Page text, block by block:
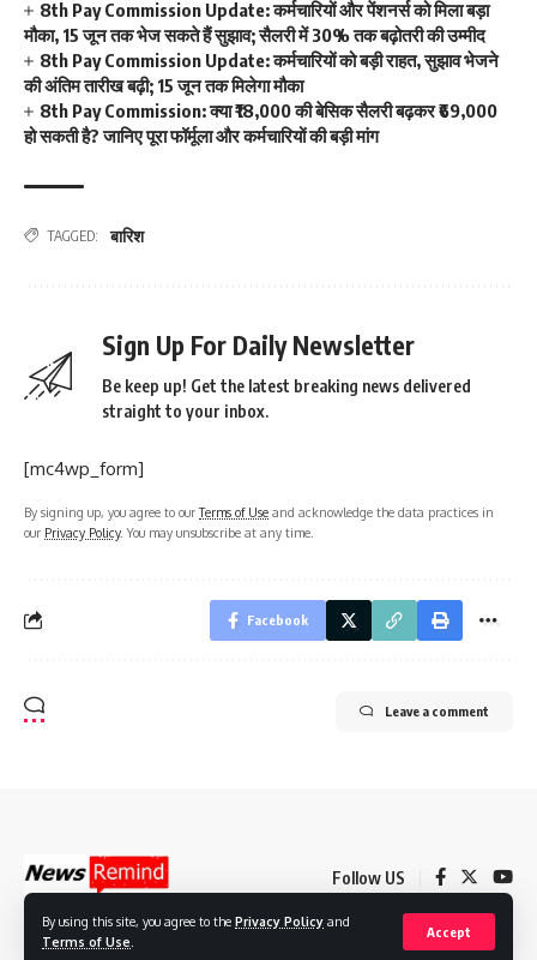
By using this site, you agree to the Privacy Policy and
Terms of Use
Accept
8th Pay Commission Update: कर्मचारियों और पेंशनर्स को मिला बड़ा
मौका, 15 जून तक भेज सकते हैं सुझाव; सैलरी में 30% तक बढ़ोतरी की उम्मीद
8th Pay Commission Update: कर्मचारियों को बड़ी राहत, सुझाव भेजने
की अंतिम तारीख बढ़ी; 15 जून तक मिलेगा मौका
8th Pay Commission: क्या ₹18,000 की बेसिक सैलरी बढ़कर ₹69,000
हो सकती है? जानिए पूरा फॉर्मूला और कर्मचारियों की बड़ी मांग
TAGGED: बारिश
Sign Up For Daily Newsletter
Be keep up! Get the latest breaking news delivered
straight to your inbox.
[mc4wp_form]
By signing up, you agree to ourTerms of Use and acknowledge the data practices in
our Privacy Policy. You may unsubscribe at any time.
Facebook
Leave a comment
Follow US
© 2022 Foxiz News Network. Ruby Design Company. All Rights Reserved.